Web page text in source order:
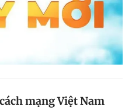
mạng Việt Nam